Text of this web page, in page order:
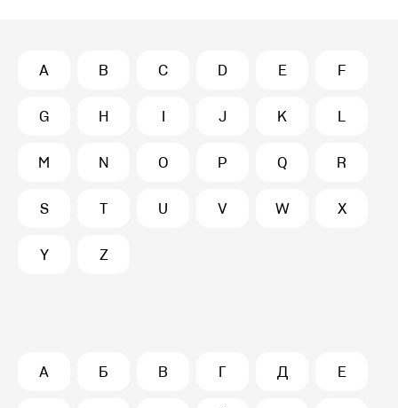
A B C D E F
G H I J K L
M N O P Q R
S T U V W X
Y Z
А Б В Г Д Е